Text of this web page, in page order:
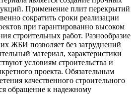
Применение плит перекрытий
сократить сроки реализации
при гарантированно высоком
строительных работ. Разнообразие
ЖБИ позволяет без затруднений
материал, характеристики
условиям строительства и
проекта. Обязательным
качественного строительного
обращение к надежному